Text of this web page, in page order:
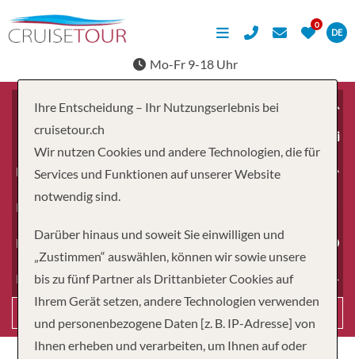
DE
Mo-Fr 9-18 Uhr
Erwachsene
Kinder
Dauer
Reiseart
Ihre Entscheidung – Ihr Nutzungserlebnis bei
cruisetour.ch
Wir nutzen Cookies und andere Technologien, die für
Services und Funktionen auf unserer Website
notwendig sind.
Darüber hinaus und soweit Sie einwilligen und
„Zustimmen“ auswählen, können wir sowie unsere
bis zu fünf Partner als Drittanbieter Cookies auf
Ihrem Gerät setzen, andere Technologien verwenden
und personenbezogene Daten [z. B. IP-Adresse] von
Ihnen erheben und verarbeiten, um Ihnen auf oder